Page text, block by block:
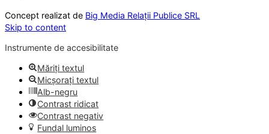
Concept realizat de Big Media Relații Publice SRL
Skip to content
Instrumente de accesibilitate
Măriți textul
Micșorați textul
Alb-negru
Contrast ridicat
Contrast negativ
Fundal luminos